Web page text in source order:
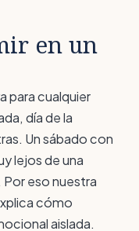
en un
para cualquier
día de la
Un sábado con
lejos de una
eso nuestra
cómo
aislada.